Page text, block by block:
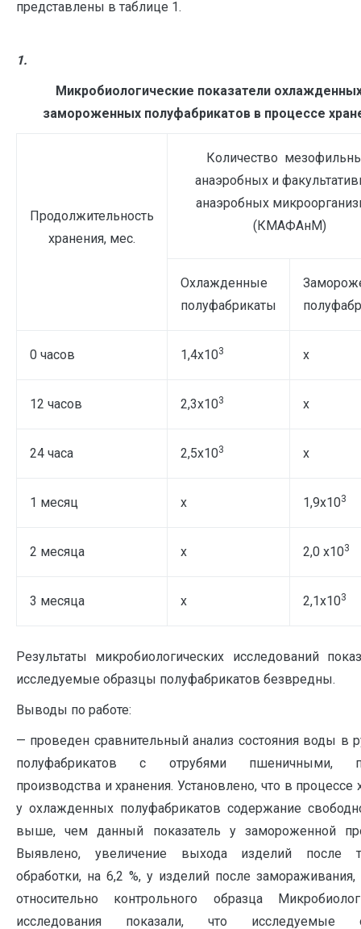
представлены в таблице 1.
1.
Микробиологические показатели
замороженных полуфабрикатов в процессе
Продолжительность
хранения, мес.
Количество
анаэробных и
анаэробных
(КМАФАнМ)
Охлажденные
полуфабрикаты
0 часов 1,4х103 х
12 часов 2,3х103 х
24 часа 2,5х103 х
1 месяц х 1,9х103
2 месяца х 2,0 х103
3 месяца х 2,1х103
Результаты микробиологических исследований
исследуемые образцы полуфабрикатов безвредны.
Выводы по работе:
— проведен сравнительный анализ состояния воды в
полуфабрикатов с отрубями пшеничными,
производства и хранения. Установлено, что в процессе
у охлажденных полуфабрикатов содержание
выше, чем данный показатель у замороженной
Выявлено, увеличение выхода изделий после
обработки, на 6,2 %, у изделий после замораживания,
относительно контрольного образца
исследования показали, что исследуемые